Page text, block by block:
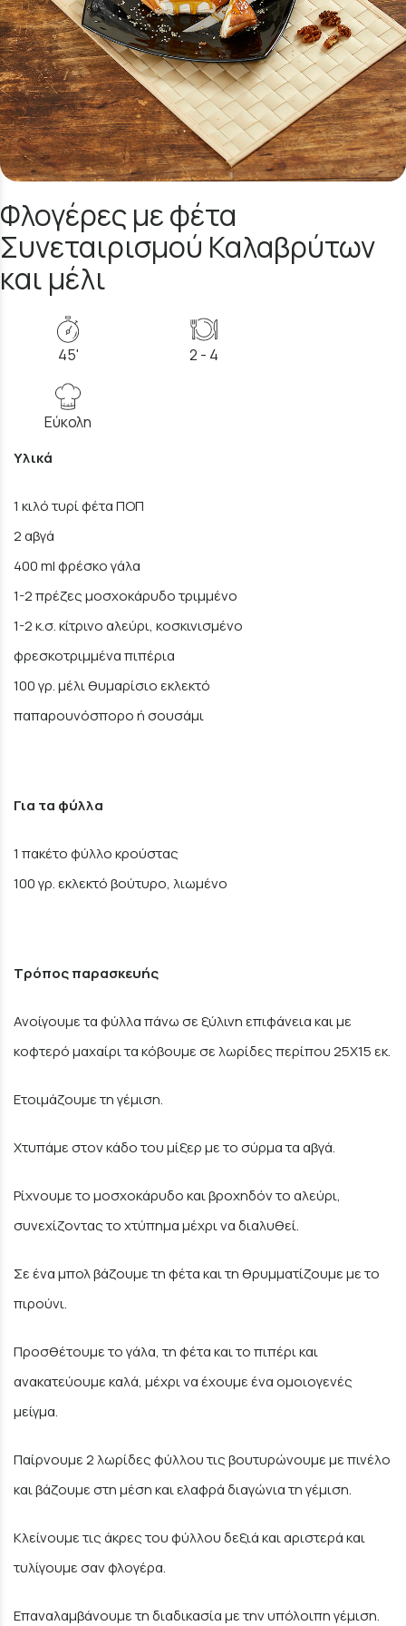
Φλογέρες με φέτα
Συνεταιρισμού Καλαβρύτων
και μέλι
45' 2 - 4
Εύκολη
Υλικά
1 κιλό τυρί φέτα ΠΟΠ
2 αβγά
400 ml φρέσκο γάλα
1-2 πρέζες μοσχοκάρυδο τριμμένο
1-2 κ.σ. κίτρινο αλεύρι, κοσκινισμένο
φρεσκοτριμμένα πιπέρια
100 γρ. μέλι θυμαρίσιο εκλεκτό
παπαρουνόσπορο ή σουσάμι
Για τα φύλλα
1 πακέτο φύλλο κρούστας
100 γρ. εκλεκτό βούτυρο, λιωμένο
Τρόπος παρασκευής
Ανοίγουμε τα φύλλα πάνω σε ξύλινη επιφάνεια και με
κοφτερό μαχαίρι τα κόβουμε σε λωρίδες περίπου 25Χ15 εκ.
Ετοιμάζουμε τη γέμιση.
Χτυπάμε στον κάδο του μίξερ με το σύρμα τα αβγά.
Ρίχνουμε το μοσχοκάρυδο και βροχηδόν το αλεύρι,
συνεχίζοντας το χτύπημα μέχρι να διαλυθεί.
Σε ένα μπολ βάζουμε τη φέτα και τη θρυμματίζουμε με το
πιρούνι.
Προσθέτουμε το γάλα, τη φέτα και το πιπέρι και
ανακατεύουμε καλά, μέχρι να έχουμε ένα ομοιογενές
μείγμα.
Παίρνουμε 2 λωρίδες φύλλου τις βουτυρώνουμε με πινέλο
και βάζουμε στη μέση και ελαφρά διαγώνια τη γέμιση.
Κλείνουμε τις άκρες του φύλλου δεξιά και αριστερά και
τυλίγουμε σαν φλογέρα.
Επαναλαμβάνουμε τη διαδικασία με την υπόλοιπη γέμιση.